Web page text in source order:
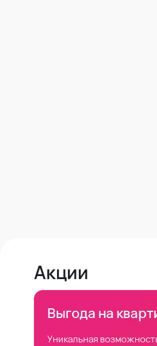
Акции
Выгода на
Уникальная